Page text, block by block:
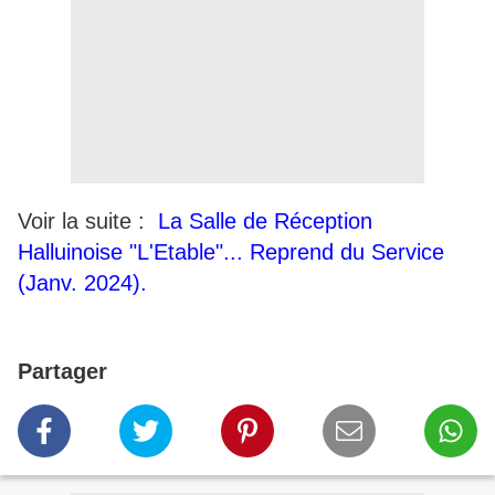
Voir la suite : La Salle de Réception
Halluinoise "L'Etable"... Reprend du Service
(Janv. 2024).
Partager